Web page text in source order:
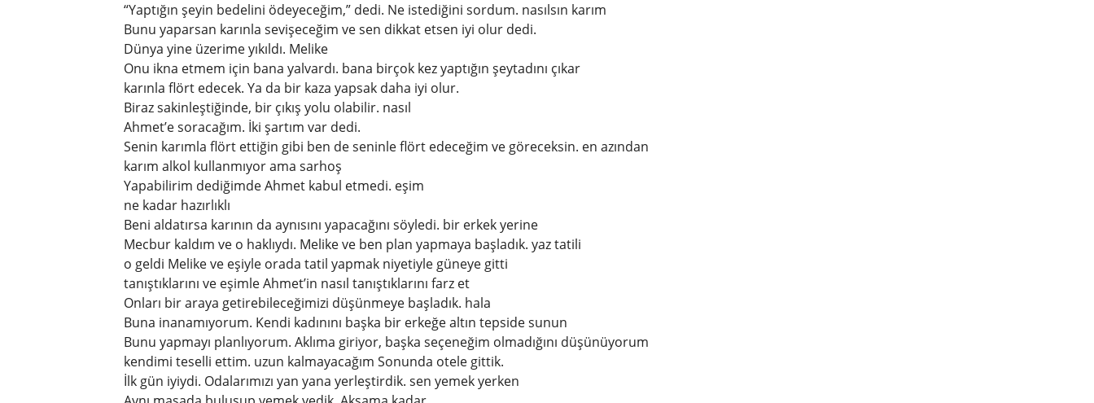
“Yaptığın şeyin bedelini ödeyeceğim,” dedi. Ne istediğini sordum. nasılsın karım
Bunu yaparsan karınla ​​sevişeceğim ve sen dikkat etsen iyi olur dedi.
Dünya yine üzerime yıkıldı. Melike
Onu ikna etmem için bana yalvardı. bana birçok kez yaptığın şeytadını çıkar
karınla ​​flört edecek. Ya da bir kaza yapsak daha iyi olur.
Biraz sakinleştiğinde, bir çıkış yolu olabilir. nasıl
Ahmet’e soracağım. İki şartım var dedi.
Senin karımla flört ettiğin gibi ben de seninle flört edeceğim ve göreceksin. en azından
karım alkol kullanmıyor ama sarhoş
Yapabilirim dediğimde Ahmet kabul etmedi. eşim
ne kadar hazırlıklı
Beni aldatırsa karının da aynısını yapacağını söyledi. bir erkek yerine
Mecbur kaldım ve o haklıydı. Melike ve ben plan yapmaya başladık. yaz tatili
o geldi Melike ve eşiyle orada tatil yapmak niyetiyle güneye gitti
tanıştıklarını ve eşimle Ahmet’in nasıl tanıştıklarını farz et
Onları bir araya getirebileceğimizi düşünmeye başladık. hala
Buna inanamıyorum. Kendi kadınını başka bir erkeğe altın tepside sunun
Bunu yapmayı planlıyorum. Aklıma giriyor, başka seçeneğim olmadığını düşünüyorum
kendimi teselli ettim. uzun kalmayacağım Sonunda otele gittik.
İlk gün iyiydi. Odalarımızı yan yana yerleştirdik. sen yemek yerken